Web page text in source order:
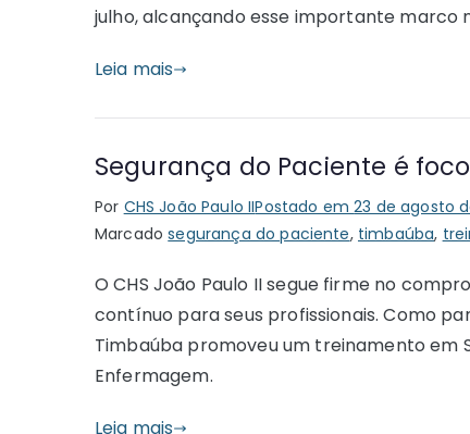
julho, alcançando esse importante marco
Leia mais
Segurança do Paciente é
Por CHS João Paulo IIPostado em23 de agosto
Marcadosegurança do paciente, timbaúba,
O CHS João Paulo II segue firme no
contínuo para seus profissionais. Como
Timbaúba promoveu um treinamento em
Enfermagem.
Leia mais